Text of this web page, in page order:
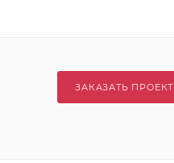
ЗАКАЗАТЬ ПРОЕКТ